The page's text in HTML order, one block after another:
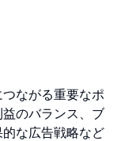
ながる重要なポ
のバランス、ブ
な広告戦略など